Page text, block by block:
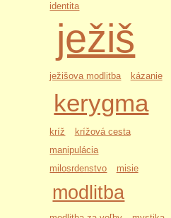
identita
ježiš
ježišova modlitba kázanie
kerygma
kríž
krížová cesta
manipulácia
milosrdenstvo
misie
modlitba